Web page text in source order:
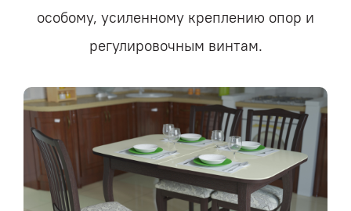
особому, усиленному креплению опор и
регулировочным винтам.